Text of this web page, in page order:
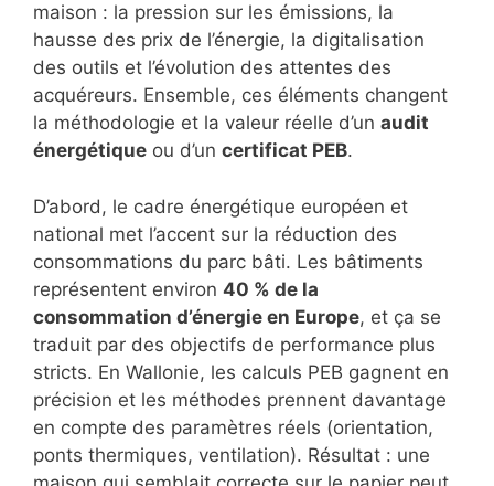
maison : la pression sur les émissions, la
hausse des prix de l’énergie, la digitalisation
des outils et l’évolution des attentes des
acquéreurs. Ensemble, ces éléments changent
la méthodologie et la valeur réelle d’un audit
énergétique ou d’un certificat PEB.
D’abord, le cadre énergétique européen et
national met l’accent sur la réduction des
consommations du parc bâti. Les bâtiments
représentent environ 40 % de la
consommation d’énergie en Europe, et ça se
traduit par des objectifs de performance plus
stricts. En Wallonie, les calculs PEB gagnent en
précision et les méthodes prennent davantage
en compte des paramètres réels (orientation,
ponts thermiques, ventilation). Résultat : une